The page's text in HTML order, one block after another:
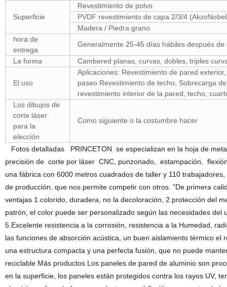
Superficie
Revestimiento de polvo
PVDF revestimiento de capa 2/3/4
Madera / Piedra grano
hora de
entrega
Generalmente 25-45 días hábiles después
La forma Cambered planas, curvas, dobles, triples
El uso
Aplicaciones: Revestimiento de pared
paseo Revestimiento de techo,
revestimiento interior de la pared, techo,
Los dibujos de
corte láser
para la
elección
Como siguiente o la costumbre hacer
Fotos detalladas PRINCETON se especializan en la hoja de
precisión de corte por láser CNC, punzonado, estampación,
una fábrica con 6000 metros cuadrados de taller y 110
de producción, que nos permite competir con otros. "De primera
ventajas 1.colorido, duradera, no la decoloración, 2.protección del
patrón, el color puede ser personalizado según las necesidades
5.Excelente resistencia a la corrosión, resistencia a la Humedad,
las funciones de absorción acústica, un buen aislamiento térmico
una estructura compacta y una perfecta fusión, que no puede
reciclable Más productos Los paneles de pared de aluminio son
en la superficie, los paneles están protegidos contra los rayos UV,